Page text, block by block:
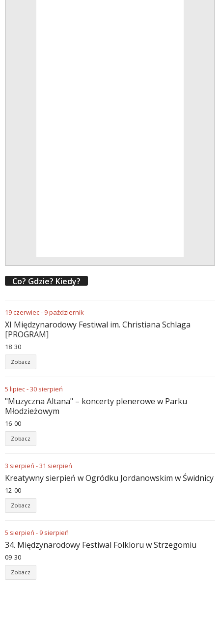
Co? Gdzie? Kiedy?
19czerwiec- 9październik
XI Międzynarodowy Festiwal im. Christiana Schlaga
[PROGRAM]
18 30
Zobacz
5 lipiec-30 sierpień
"Muzyczna Altana" – koncerty plenerowe w Parku
Młodzieżowym
16 00
Zobacz
3 sierpień -31 sierpień
Kreatywny sierpień w Ogródku Jordanowskim w Świdnicy
12 00
Zobacz
5 sierpień - 9 sierpień
34. Międzynarodowy Festiwal Folkloru w Strzegomiu
09 30
Zobacz